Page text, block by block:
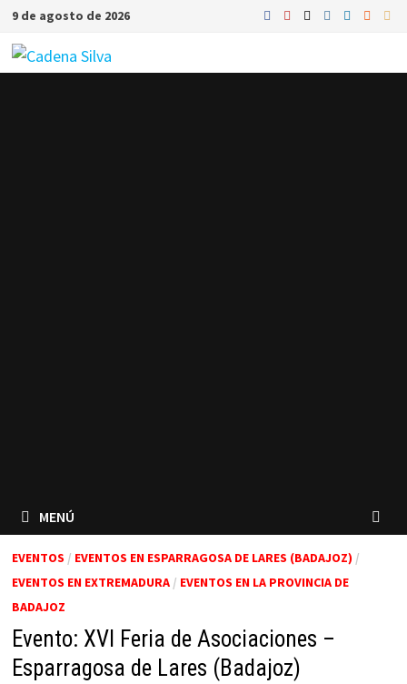
Saltar
contenido
9 de agosto de 2026
MENÚ
EVENTOS / EVENTOS EN ESPARRAGOSA DE LARES (BADAJOZ) /
EVENTOS EN EXTREMADURA/ EVENTOS EN LA PROVINCIA DE
BADAJOZ
Evento: XVI Feria de Asociaciones –
Esparragosa de Lares (Badajoz)